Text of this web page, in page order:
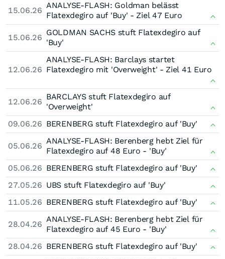
15.06.26
ANALYSE-FLASH: Goldman belässt
Flatexdegiro auf 'Buy' - Ziel 47 Euro
15.06.26
GOLDMAN SACHS stuft Flatexdegiro auf
'Buy'
12.06.26
ANALYSE-FLASH: Barclays startet
Flatexdegiro mit 'Overweight' - Ziel 41 Euro
12.06.26
BARCLAYS stuft Flatexdegiro auf
'Overweight'
09.06.26 BERENBERG stuft Flatexdegiro auf 'Buy'
05.06.26
ANALYSE-FLASH: Berenberg hebt Ziel für
Flatexdegiro auf 48 Euro - 'Buy'
05.06.26 BERENBERG stuft Flatexdegiro auf 'Buy'
27.05.26 UBS stuft Flatexdegiro auf 'Buy'
11.05.26 BERENBERG stuft Flatexdegiro auf 'Buy'
28.04.26
ANALYSE-FLASH: Berenberg hebt Ziel für
Flatexdegiro auf 45 Euro - 'Buy'
28.04.26 BERENBERG stuft Flatexdegiro auf 'Buy'